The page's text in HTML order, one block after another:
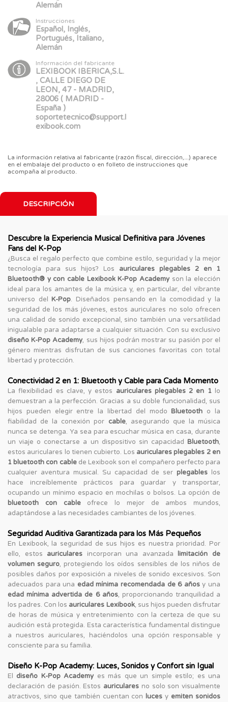
Alemán
Instrucciones
Español, Inglés,
Portugués, Italiano,
Alemán
Información del fabricante
LEXIBOOK IBERICA,S.L.
, CALLE DIEGO DE
LEON, 47 - MADRID,
28006 ( MADRID -
España )
soportetecnico@support.l
exibook.com
La información relativa al fabricante (razón fiscal, dirección,...) aparece
en el embalaje del producto o en folleto de instrucciones que
acompaña al producto.
DESCRIPCIÓN
Descubre la Experiencia Musical Definitiva para Jóvenes
Fans del K-Pop
¿Busca el regalo perfecto que combine estilo, seguridad y la mejor
tecnología para sus hijos? Los auriculares plegables 2 en 1
Bluetooth® y con cable Lexibook K-Pop Academy son la elección
ideal para los amantes de la música y, en particular, del vibrante
universo delK-Pop. Diseñados pensando en la comodidad y la
seguridad de los más jóvenes, estos auriculares no solo ofrecen
una calidad de sonido excepcional, sino también una versatilidad
inigualable para adaptarse a cualquier situación. Con su exclusivo
diseño K-Pop Academy, sus hijos podrán mostrar su pasión por el
género mientras disfrutan de sus canciones favoritas con total
libertad y protección.
Conectividad 2 en 1: Bluetooth y Cable para Cada Momento
La flexibilidad es clave, y estos auriculares plegables 2 en 1lo
demuestran a la perfección. Gracias a su doble funcionalidad, sus
hijos pueden elegir entre la libertad del modoBluetooth o la
fiabilidad de la conexión por cable, asegurando que la música
nunca se detenga. Ya sea para escuchar música en casa, durante
un viaje o conectarse a un dispositivo sin capacidad Bluetooth,
estos auriculares lo tienen cubierto. Los auriculares plegables 2 en
1 bluetooth con cablede Lexibook son el compañero perfecto para
cualquier aventura musical. Su capacidad de ser plegables los
hace increíblemente prácticos para guardar y transportar,
ocupando un mínimo espacio en mochilas o bolsos. La opción de
bluetooth con cableofrece lo mejor de ambos mundos,
adaptándose a las necesidades cambiantes de los jóvenes.
Seguridad Auditiva Garantizada para los Más Pequeños
En Lexibook, la seguridad de sus hijos es nuestra prioridad. Por
ello, estos auriculares incorporan una avanzadalimitación de
volumen seguro, protegiendo los oídos sensibles de los niños de
posibles daños por exposición a niveles de sonido excesivos. Son
adecuados para una edad mínima recomendada de 6 añosy una
edad mínima advertida de 6 años, proporcionando tranquilidad a
los padres. Con los auriculares Lexibook, sus hijos pueden disfrutar
de horas de música y entretenimiento con la certeza de que su
audición está protegida. Esta característica fundamental distingue
a nuestros auriculares, haciéndolos una opción responsable y
consciente para su familia.
Diseño K-Pop Academy: Luces, Sonidos y Confort sin Igual
El diseño K-Pop Academy es más que un simple estilo; es una
declaración de pasión. Estos auriculares no solo son visualmente
atractivos, sino que también cuentan conluces y emiten sonidos